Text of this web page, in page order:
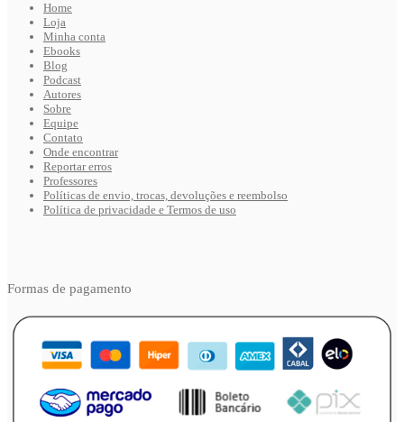
Home
Loja
Minha conta
Ebooks
Blog
Podcast
Autores
Sobre
Equipe
Contato
Onde encontrar
Reportar erros
Professores
Políticas de envio, trocas, devoluções e reembolso
Política de privacidade e Termos de uso
Formas de pagamento